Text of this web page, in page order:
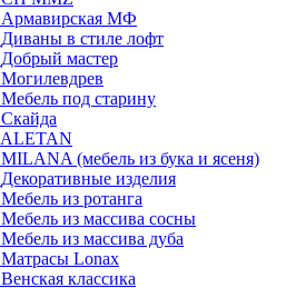
Армавирская МФ
Диваны в стиле лофт
Добрый мастер
Могилевдрев
Мебель под старину
Скайда
ALETAN
MILANA (мебель из бука и ясеня)
Декоративные изделия
Мебель из ротанга
Мебель из массива сосны
Мебель из массива дуба
Матрасы Lonax
Венская классика